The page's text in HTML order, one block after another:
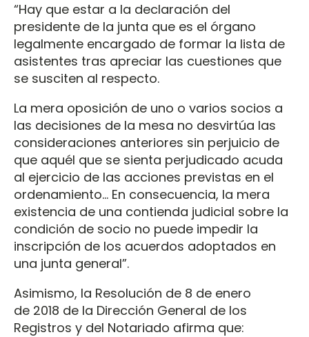
“Hay que estar a la declaración del
presidente de la junta que es el órgano
legalmente encargado de formar la lista de
asistentes tras apreciar las cuestiones que
se susciten al respecto.
La mera oposición de uno o varios socios a
las decisiones de la mesa no desvirtúa las
consideraciones anteriores sin perjuicio de
que aquél que se sienta perjudicado acuda
al ejercicio de las acciones previstas en el
ordenamiento... En consecuencia, la mera
existencia de una contienda judicial sobre la
condición de socio no puede impedir la
inscripción de los acuerdos adoptados en
una junta general”.
Asimismo, la Resolución de 8 de enero
de 2018 de la Dirección General de los
Registros y del Notariado afirma que: